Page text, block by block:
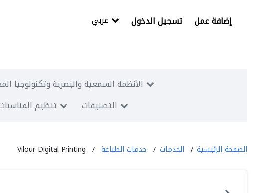
تسجيل الدخول إضافة عمل
الأنظمة السمعية والبصرية وتكنولوجيا
تنظيم التصنيفات
الصفحة الرئيسية الخدمات خدمات الطباعة Vilour Digital Printing